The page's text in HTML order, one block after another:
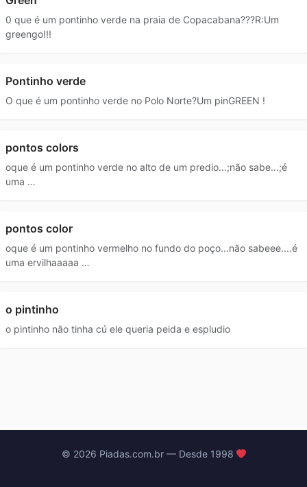
0 que é um pontinho verde na praia de Copacabana???R:Um
greengo!!!
Pontinho verde
O que é um pontinho verde no Polo Norte?Um pinGREEN !
pontos colors
oque é um pontinho verde no alto de um predio...;não sabe...;é
uma …
pontos color
oque é um pontinho vermelho no fundo do poço...não sabeee....é
uma ervilhaaaaa …
o pintinho
o pintinho não tinha cú ele queria peida e espludio
© 2026 Piadas.com.br — Desde 1998